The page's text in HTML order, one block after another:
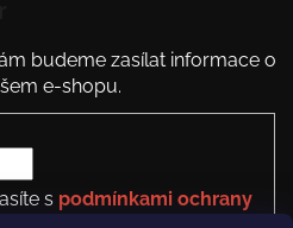
budeme zasílat informace o
e-shopu.
s podmínkami ochrany